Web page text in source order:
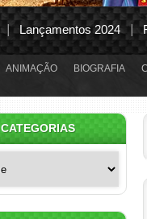
Lançamentos 2024
ANIMAÇÃO BIOGRAFIA
CATEGORIAS